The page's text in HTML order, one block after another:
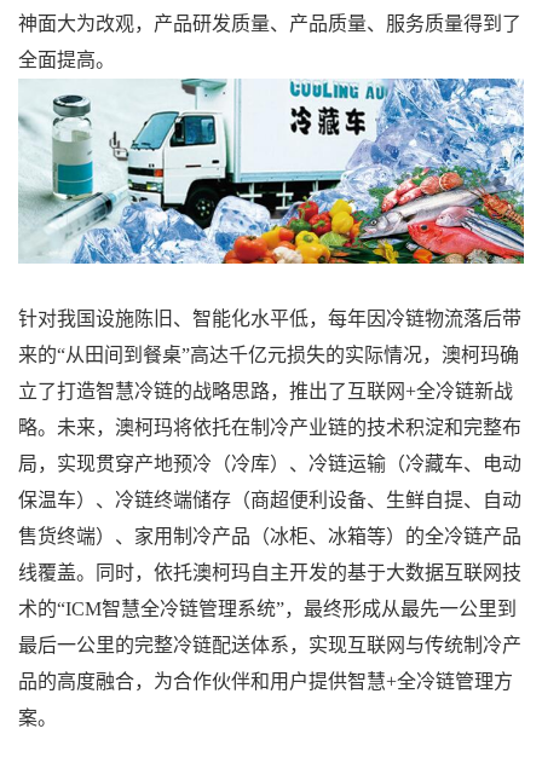
神面大为改观，产品研发质量、产品质量、服务质量得到了
全面提高。
针对我国设施陈旧、智能化水平低，每年因冷链物流落后带
来的“从田间到餐桌”高达千亿元损失的实际情况，澳柯玛确
立了打造智慧冷链的战略思路，推出了互联网+全冷链新战
略。未来，澳柯玛将依托在制冷产业链的技术积淀和完整布
局，实现贯穿产地预冷（冷库）、冷链运输（冷藏车、电动
保温车）、冷链终端储存（商超便利设备、生鲜自提、自动
售货终端）、家用制冷产品（冰柜、冰箱等）的全冷链产品
线覆盖。同时，依托澳柯玛自主开发的基于大数据互联网技
术的“ICM智慧全冷链管理系统”，最终形成从最先一公里到
最后一公里的完整冷链配送体系，实现互联网与传统制冷产
品的高度融合，为合作伙伴和用户提供智慧+全冷链管理方
案。